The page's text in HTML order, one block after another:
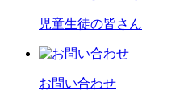
児童生徒の皆さん
お問い合わせ